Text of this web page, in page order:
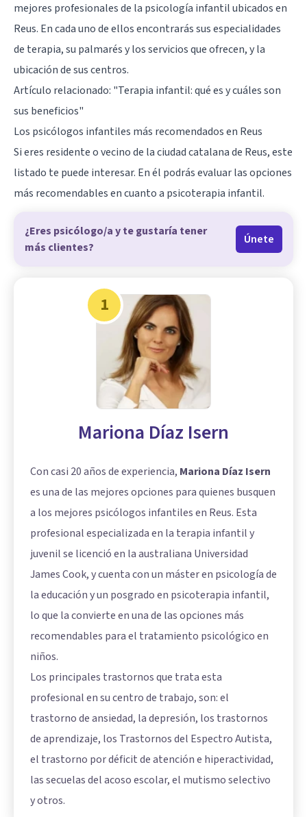
mejores profesionales de la psicología infantil ubicados en
Reus. En cada uno de ellos encontrarás sus especialidades
de terapia, su palmarés y los servicios que ofrecen, y la
ubicación de sus centros.
Artículo relacionado: "Terapia infantil: qué es y cuáles son
sus beneficios"
Los psicólogos infantiles más recomendados en Reus
Si eres residente o vecino de la ciudad catalana de Reus, este
listado te puede interesar. En él podrás evaluar las opciones
más recomendables en cuanto a psicoterapia infantil.
¿Eres psicólogo/a y te gustaría tener
más clientes?
Únete
1
Mariona Díaz Isern
Con casi 20 años de experiencia, Mariona Díaz Isern
es una de las mejores opciones para quienes busquen
a los mejores psicólogos infantiles en Reus. Esta
profesional especializada en la terapia infantil y
juvenil se licenció en la australiana Universidad
James Cook, y cuenta con un máster en psicología de
la educación y un posgrado en psicoterapia infantil,
lo que la convierte en una de las opciones más
recomendables para el tratamiento psicológico en
niños.
Los principales trastornos que trata esta
profesional en su centro de trabajo, son: el
trastorno de ansiedad, la depresión, los trastornos
de aprendizaje, los Trastornos del Espectro Autista,
el trastorno por déficit de atención e hiperactividad,
las secuelas del acoso escolar, el mutismo selectivo
y otros.